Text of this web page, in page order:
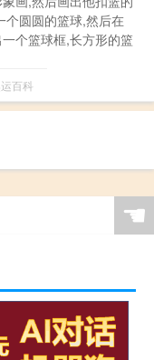
个圆圆的篮球,然后在
个篮球框,长方形的篮
百科
☚